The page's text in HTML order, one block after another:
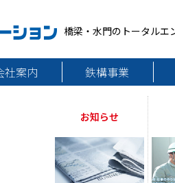
橋梁・水門のトータルエ
社案内 鉄構事業
お知らせ